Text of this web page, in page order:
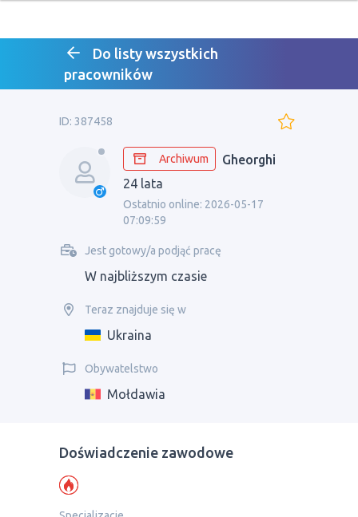
Do listy wszystkich
pracowników
ID: 387458
Archiwum
Gheorghi
24 lata
Ostatnio online: 2026-05-17
07:09:59
Jest gotowy/a podjąć pracę
W najbliższym czasie
Teraz znajduje się w
Ukraina
Obywatelstwo
Mołdawia
Doświadczenie zawodowe